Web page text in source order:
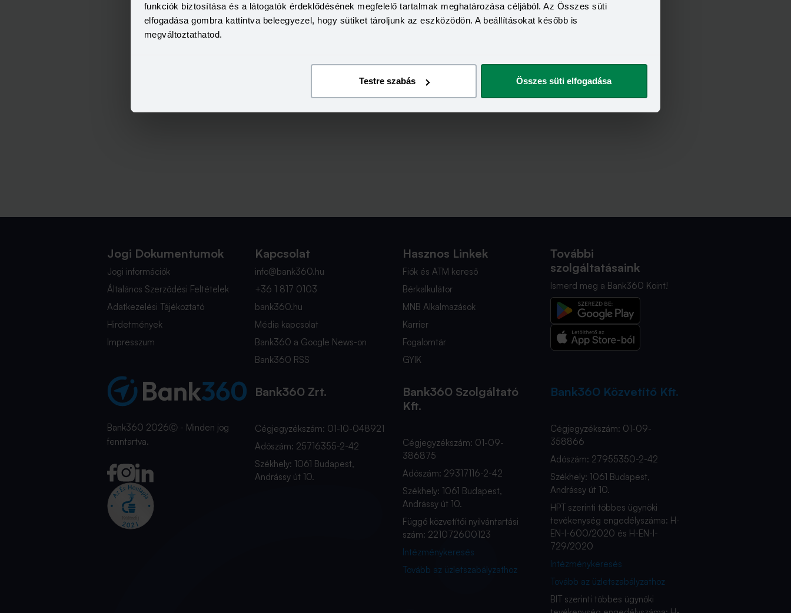
funkciók biztosítása és a látogatók érdeklődésének megfelelő tartalmak meghatározása céljából. Az Összes süti
elfogadása gombra kattintva beleegyezel, hogy sütiket tároljunk az eszközödön. A beállításokat később is
megváltoztathatod.
Testre szabás Összes süti elfogadása
Jogi Dokumentumok
Jogi információk
Általános Szerződési Feltételek
Adatkezelési Tájékoztató
Hirdetmények
Impresszum
Kapcsolat
info@bank360.hu
+36 1 817 0103
bank360.hu
Média kapcsolat
Bank360 a Google News-on
Bank360 RSS
Hasznos Linkek
Fiók és ATM kereső
Bérkalkulátor
MNB Alkalmazások
Karrier
Fogalomtár
GYIK
További
szolgáltatásaink
Ismerd meg a Bank360 Koint!
Bank360 2026Ⓒ - Minden jog
fenntartva.
Bank360 Zrt.
Cégjegyzékszám: 01-10-048921
Adószám: 25716355-2-42
Székhely: 1061 Budapest,
Andrássy út 10.
Bank360 Szolgáltató
Kft.
Cégjegyzékszám: 01-09-
386875
Adószám: 29317116-2-42
Székhely: 1061 Budapest,
Andrássy út 10.
Függő közvetítői nyilvántartási
szám: 221072600123
Intézménykeresés
Tovább az üzletszabályzathoz
Bank360 Közvetítő Kft.
Cégjegyzékszám: 01-09-
358866
Adószám: 27955350-2-42
Székhely: 1061 Budapest,
Andrássy út 10.
HPT szerinti többes ügynöki
tevékenység engedélyszáma: H-
EN-I-600/2020 és H-EN-I-
729/2020
Intézménykeresés
Tovább az üzletszabályzathoz
BIT szerinti többes ügynöki